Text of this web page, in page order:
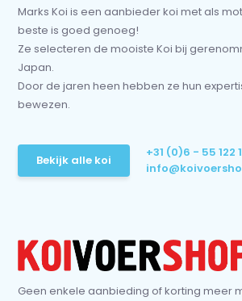
Marks Koi is een aanbieder koi met als
beste is goed genoeg!
Ze selecteren de mooiste Koi bij
Japan.
Door de jaren heen hebben ze hun
bewezen.
Bekijk alle koi
+31 (0)6 - 55 122
Geen enkele aanbieding of korting meer